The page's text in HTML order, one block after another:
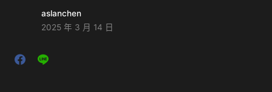
aslanchen
2025 年 3 月 14 日